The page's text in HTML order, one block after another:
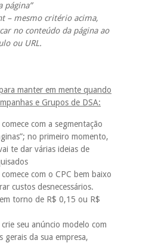
página”
– mesmo critério acima,
no conteúdo da página ao
ou URL.
manter em mente quando
e Grupos de DSA:
com a segmentação
no primeiro momento,
te dar várias ideias de
com o CPC bem baixo
custos desnecessários.
torno de R$ 0,15 ou R$
seu anúncio modelo com
gerais da sua empresa,